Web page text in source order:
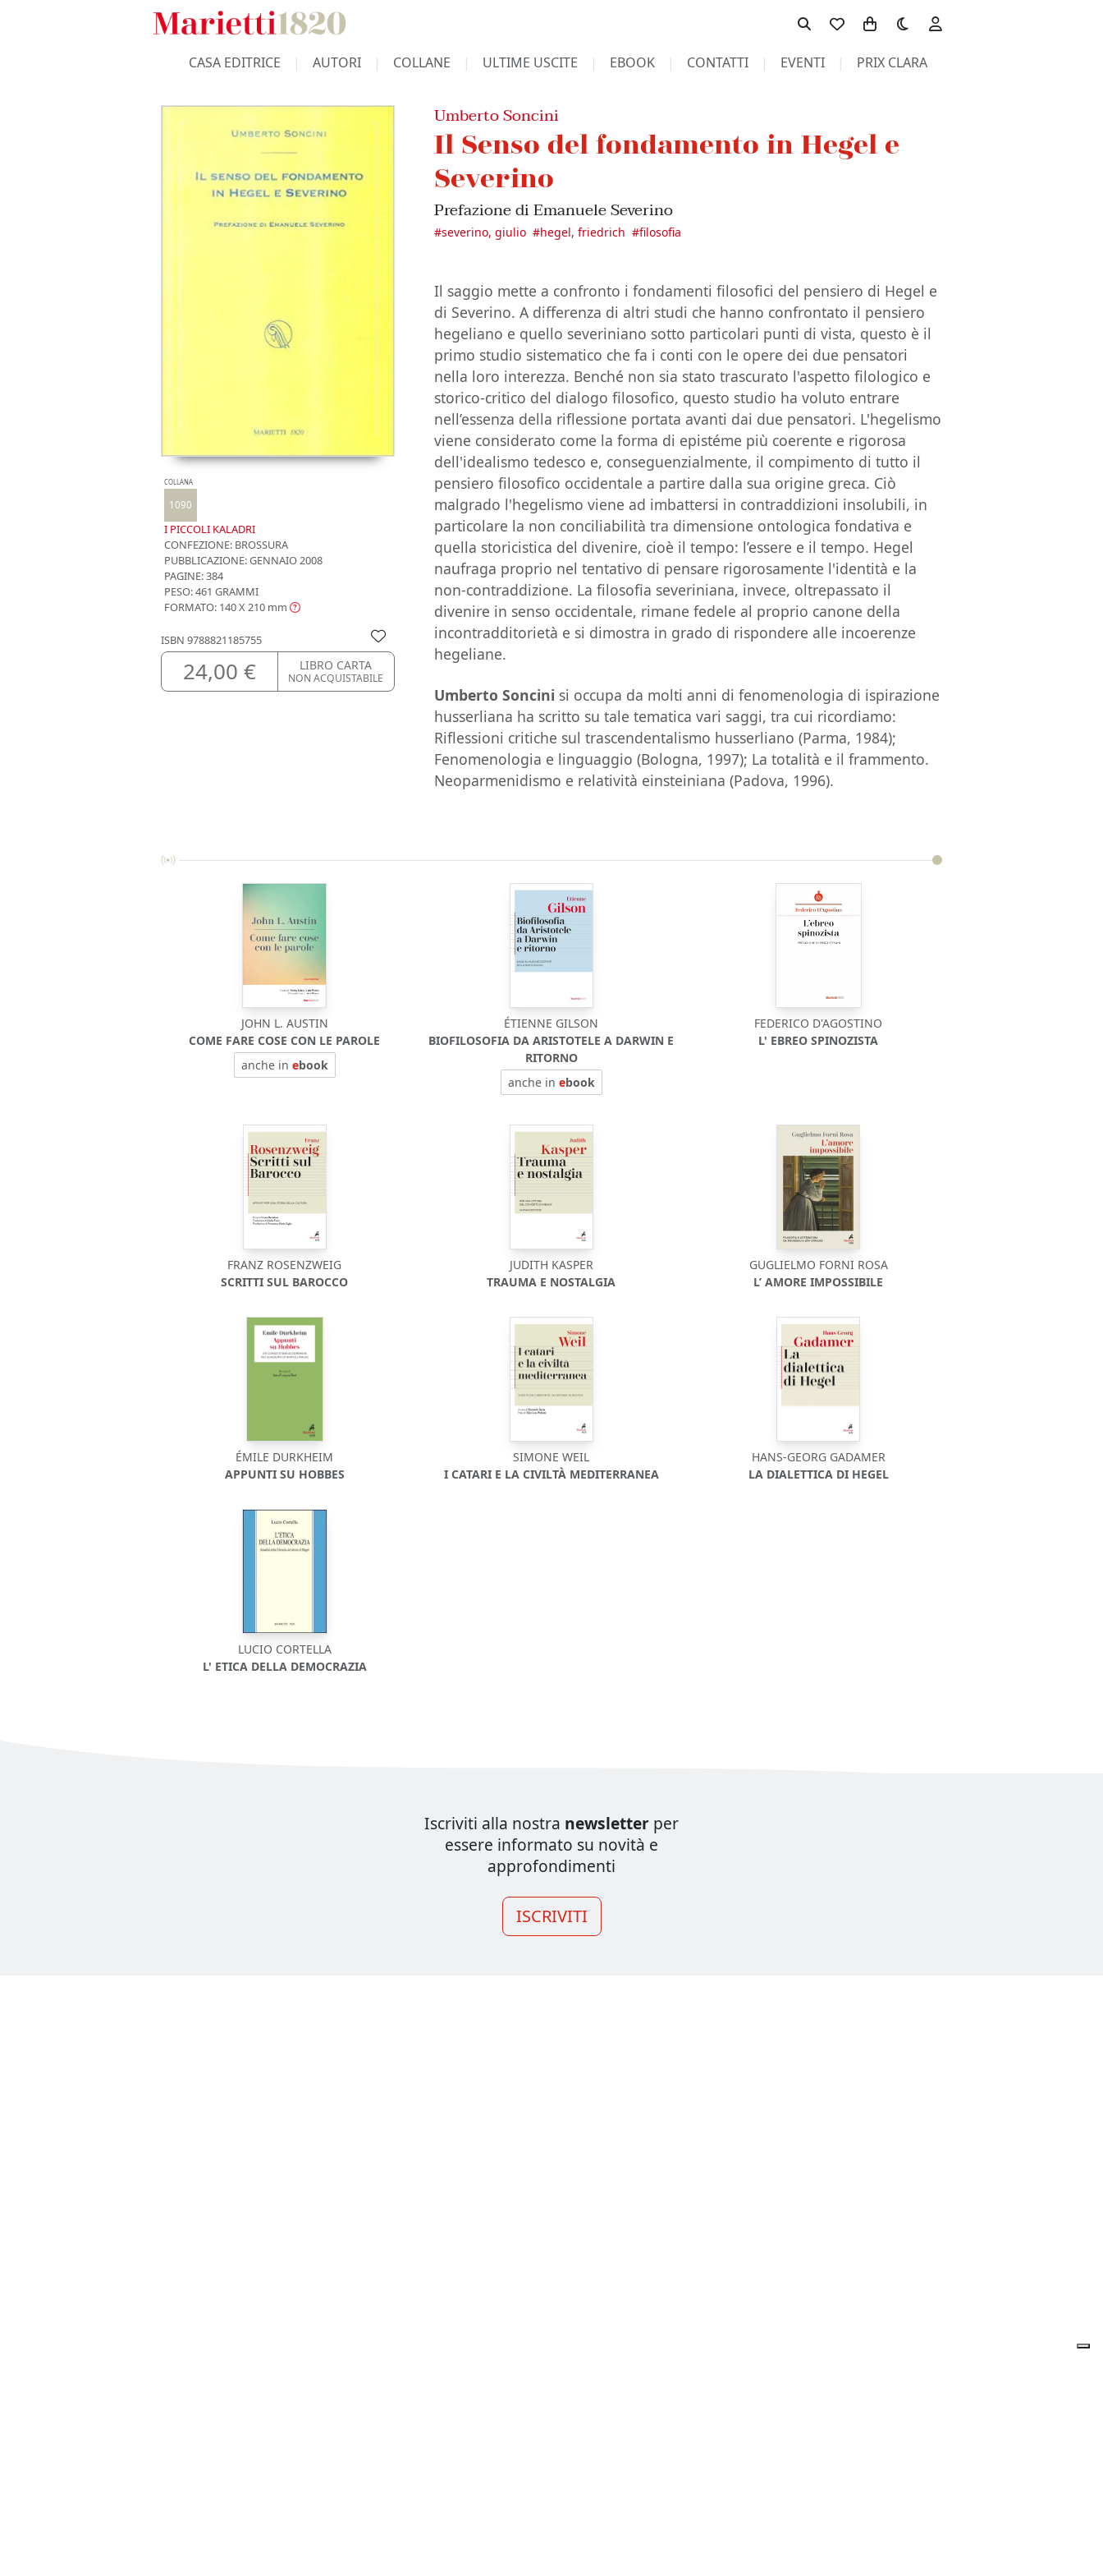
Toggle theme
CASA EDITRICE AUTORI COLLANE ULTIME USCITE EBOOK CONTATTI EVENTI PRIX CLARA
COLLANA
1090
I PICCOLI KALADRI
CONFEZIONE: BROSSURA
PUBBLICAZIONE:GENNAIO 2008
PAGINE: 384
PESO: 461 GRAMMI
FORMATO: 140 X 210 mm
ISBN 9788821185755
24,00 € LIBRO CARTA
NON ACQUISTABILE
Umberto Soncini
Il Senso del fondamento in Hegel e
Severino
Prefazione di Emanuele Severino
#severino, giulio #hegel, friedrich #filosofia
Il saggio mette a confronto i fondamenti filosofici del pensiero di Hegel e
di Severino. A differenza di altri studi che hanno confrontato il pensiero
hegeliano e quello severiniano sotto particolari punti di vista, questo è il
primo studio sistematico che fa i conti con le opere dei due pensatori
nella loro interezza. Benché non sia stato trascurato l'aspetto filologico e
storico-critico del dialogo filosofico, questo studio ha voluto entrare
nell’essenza della riflessione portata avanti dai due pensatori. L'hegelismo
viene considerato come la forma di epistéme più coerente e rigorosa
dell'idealismo tedesco e, conseguenzialmente, il compimento di tutto il
pensiero filosofico occidentale a partire dalla sua origine greca. Ciò
malgrado l'hegelismo viene ad imbattersi in contraddizioni insolubili, in
particolare la non conciliabilità tra dimensione ontologica fondativa e
quella storicistica del divenire, cioè il tempo: l’essere e il tempo. Hegel
naufraga proprio nel tentativo di pensare rigorosamente l'identità e la
non-contraddizione. La filosofia severiniana, invece, oltrepassato il
divenire in senso occidentale, rimane fedele al proprio canone della
incontradditorietà e si dimostra in grado di rispondere alle incoerenze
hegeliane.
Umberto Soncini si occupa da molti anni di fenomenologia di ispirazione
husserliana ha scritto su tale tematica vari saggi, tra cui ricordiamo:
Riflessioni critiche sul trascendentalismo husserliano (Parma, 1984);
Fenomenologia e linguaggio (Bologna, 1997); La totalità e il frammento.
Neoparmenidismo e relatività einsteiniana (Padova, 1996).
JOHN L. AUSTIN
COME FARE COSE CON LE PAROLE
anche in ebook
ÉTIENNE GILSON
BIOFILOSOFIA DA ARISTOTELE A DARWIN E
RITORNO
anche in ebook
FEDERICO D'AGOSTINO
L' EBREO SPINOZISTA
FRANZ ROSENZWEIG
SCRITTI SUL BAROCCO
JUDITH KASPER
TRAUMA E NOSTALGIA
GUGLIELMO FORNI ROSA
L’ AMORE IMPOSSIBILE
ÉMILE DURKHEIM
APPUNTI SU HOBBES
SIMONE WEIL
I CATARI E LA CIVILTÀ MEDITERRANEA
HANS-GEORG GADAMER
LA DIALETTICA DI HEGEL
LUCIO CORTELLA
L' ETICA DELLA DEMOCRAZIA
Iscriviti alla nostra newsletter per
essere informato su novità e
approfondimenti
ISCRIVITI